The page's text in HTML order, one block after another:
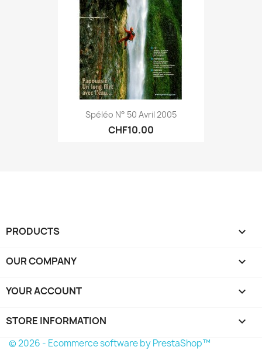
Spéléo N° 50 Avril 2005
CHF10.00
PRODUCTS 
OUR COMPANY 
YOUR ACCOUNT 
STORE INFORMATION keyboard_arrow_down
© 2026 - Ecommerce software by PrestaShop™